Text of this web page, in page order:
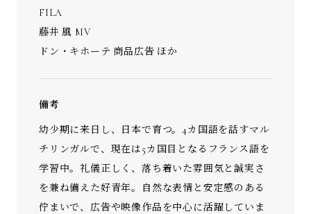
FILA
藤井 風 MV
ドン・キホーテ 商品広告 ほか
備考
幼少期に来日し、日本で育つ。4カ国語を話すマル
チリンガルで、現在は5カ国目となるフランス語を
学習中。礼儀正しく、落ち着いた雰囲気と誠実さ
を兼ね備えた好青年。自然な表情と安定感のある
佇まいで、広告や映像作品を中心に活躍していま